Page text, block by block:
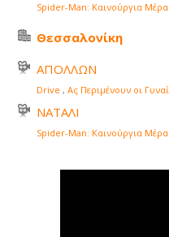
Spider-Man: Καινούργια Μέρα
Θεσσαλονίκη
ΑΠΟΛΛΩΝ
Drive , Ας Περιμένουν οι
ΝΑΤΑΛΙ
Spider-Man: Καινούργια Μέρα